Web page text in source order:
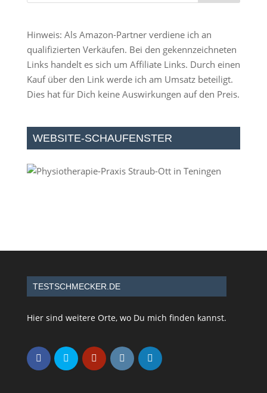
Hinweis: Als Amazon-Partner verdiene ich an
qualifizierten Verkäufen. Bei den gekennzeichneten
Links handelt es sich um Affiliate Links. Durch einen
Kauf über den Link werde ich am Umsatz beteiligt.
Dies hat für Dich keine Auswirkungen auf den Preis.
WEBSITE-SCHAUFENSTER
TESTSCHMECKER.DE
Hier sind weitere Orte, wo Du mich finden kannst.